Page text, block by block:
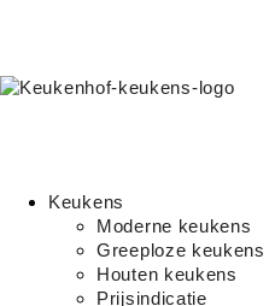
Keukens
Moderne keukens
Greeploze keukens
Houten keukens
Prijsindicatie